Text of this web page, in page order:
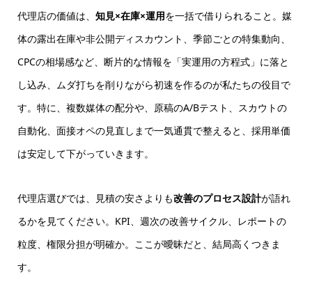
代理店の価値は、 知見×在庫×運用を一括で借りられること。媒
体の露出在庫や非公開ディスカウント、季節ごとの特集動向、
CPCの相場感など、断片的な情報を「実運用の方程式」に落と
し込み、 ムダ打ちを削りながら初速を作るのが私たちの役目で
す。特に、複数媒体の配分や、原稿のA/Bテスト、スカウトの
自動化、面接オペの見直しまで一気通貫で整えると、採用単価
は安定して下がっていきます。
代理店選びでは、見積の安さよりも改善のプロセス設計が語れ
るかを見てください。KPI、週次の改善サイクル、レポートの
粒度、権限分担が明確か。ここが曖昧だと、結局高くつきま
す。